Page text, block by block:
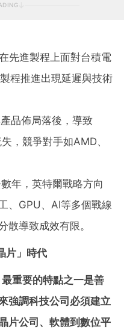
先進製程上面對台積電
程推進出現延遲與技術
品佈局落後，導致
，競爭對手如AMD、
年，英特爾戰略方向
、GPU、AI等多個戰線
散導致成效有限。
片」時代
重要的特點之一是善
強調科技公司必須建立
片公司、軟體到數位平